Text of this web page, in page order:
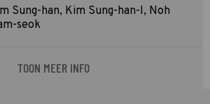
Sung-han, Kim Sung-han-I, Noh
seok
TOON MEER INFO